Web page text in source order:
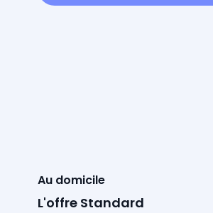
Au domicile
L'offre Standard